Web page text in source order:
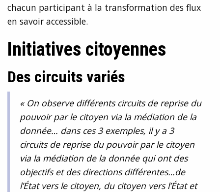
chacun participant à la transformation des flux
en savoir accessible.
Initiatives citoyennes
Des circuits variés
« On observe différents circuits de reprise du
pouvoir par le citoyen via la médiation de la
donnée… dans ces 3 exemples, il y a 3
circuits de reprise du pouvoir par le citoyen
via la médiation de la donnée qui ont des
objectifs et des directions différentes…de
l’État vers le citoyen, du citoyen vers l’État et